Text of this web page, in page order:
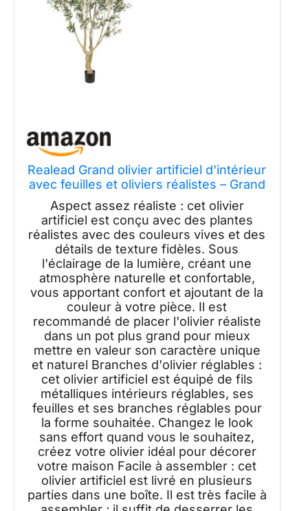
Realead Grand olivier artificiel d'intérieur
avec feuilles et oliviers réalistes – Grand
olivier artificiel avec base robuste pour
décoration intérieure ou extérieure de
bureau – 2,1 m
Aspect assez réaliste : cet olivier
artificiel est conçu avec des plantes
réalistes avec des couleurs vives et des
détails de texture fidèles. Sous
l'éclairage de la lumière, créant une
atmosphère naturelle et confortable,
vous apportant confort et ajoutant de la
couleur à votre pièce. Il est
recommandé de placer l'olivier réaliste
dans un pot plus grand pour mieux
mettre en valeur son caractère unique
et naturel Branches d'olivier réglables :
cet olivier artificiel est équipé de fils
métalliques intérieurs réglables, ses
feuilles et ses branches réglables pour
la forme souhaitée. Changez le look
sans effort quand vous le souhaitez,
créez votre olivier idéal pour décorer
votre maison Facile à assembler : cet
olivier artificiel est livré en plusieurs
parties dans une boîte. Il est très facile à